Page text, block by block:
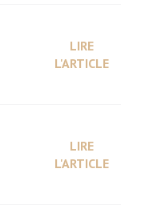
LIRE
L'ARTICLE
LIRE
L'ARTICLE